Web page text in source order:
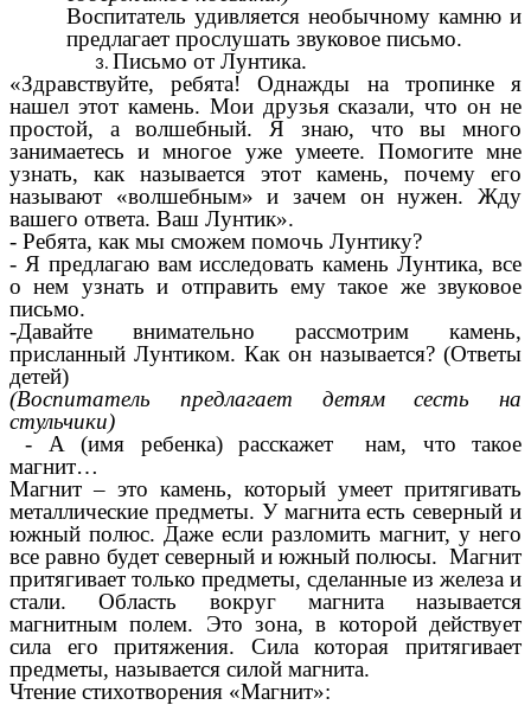
Воспитатель удивляется необычному камню и
предлагает прослушать звуковое письмо.
Письмо от Лунтика.
«Здравствуйте, ребята! Однажды на тропинке я
нашел этот камень. Мои друзья сказали, что он не
простой, а волшебный. Я знаю, что вы много
занимаетесь и многое уже умеете. Помогите мне
узнать, как называется этот камень, почему его
называют «волшебным» и зачем он нужен. Жду
вашего ответа. Ваш Лунтик».
- Ребята, как мы сможем помочь Лунтику?
- Я предлагаю вам исследовать камень Лунтика, все
о нем узнать и отправить ему такое же звуковое
письмо.
-Давайте внимательно рассмотрим камень,
присланный Лунтиком. Как он называется? (Ответы
детей)
(Воспитатель предлагает детям сесть на
стульчики)
- А (имя ребенка)
расскажет нам, что такое
магнит…
Магнит – это камень, который умеет притягивать
металлические предметы. У магнита есть северный и
южный полюс. Даже если разломить магнит, у него
все равно будет северный и южный полюсы. Магнит
притягивает только предметы, сделанные из железа и
стали. Область вокруг магнита называется
магнитным полем. Это зона, в которой действует
сила его притяжения. Сила которая притягивает
предметы, называется силой магнита.
Чтение стихотворения «Магнит»: